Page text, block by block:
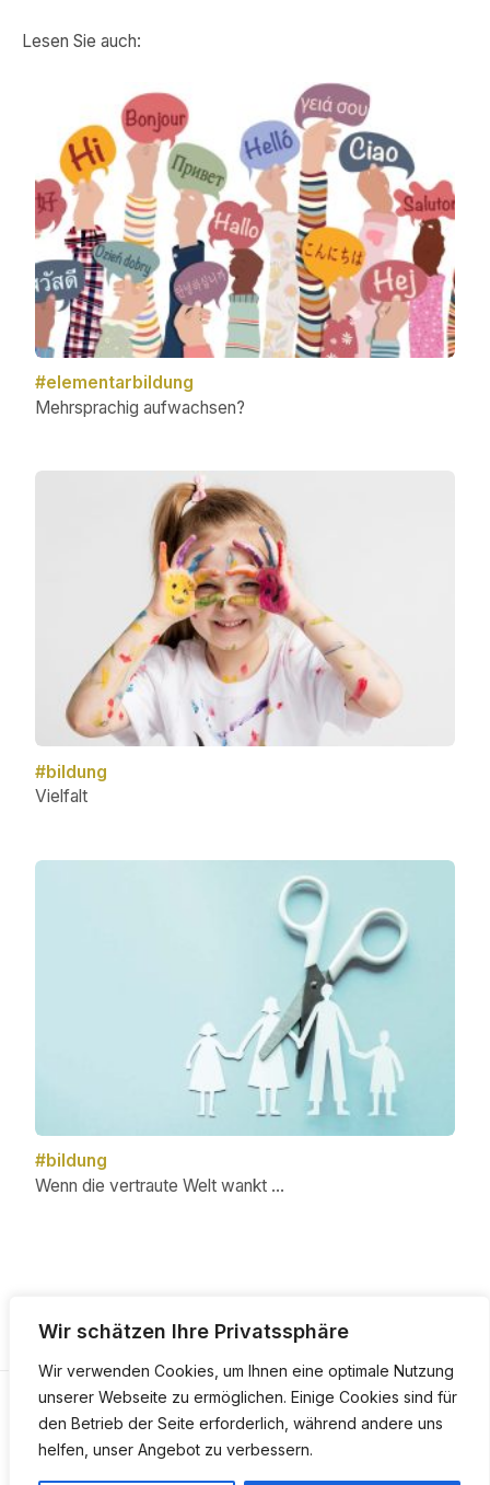
Wir schätzen Ihre Privatssphäre
Wir verwenden Cookies, um Ihnen eine optimale Nutzung
unserer Webseite zu ermöglichen. Einige Cookies sind für
den Betrieb der Seite erforderlich, während andere uns
helfen, unser Angebot zu verbessern.
Lesen Sie auch:
#elementarbildung
Mehrsprachig aufwachsen?
#bildung
Vielfalt
#bildung
Wenn die vertraute Welt wankt …
Copyright © 2026
Impressum
Datenschutz